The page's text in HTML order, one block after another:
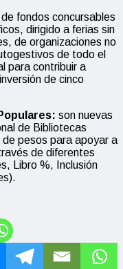
fondos concursables
dirigido a ferias sin
de organizaciones no
de todo el
para contribuir a
de cinco
son nuevas
de Bibliotecas
de pesos para apoyar a
de diferentes
Libro %, Inclusión